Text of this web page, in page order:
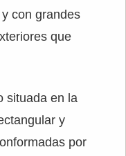
con grandes
que
situada en la
y
por